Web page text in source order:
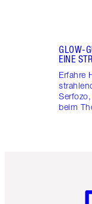
GLOW-
EINE
Erfahre
beim